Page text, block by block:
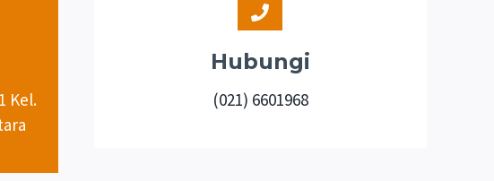
Kel.
Hubungi
(021) 6601968